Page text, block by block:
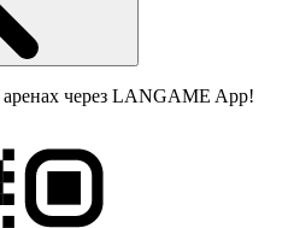
через LANGAME App!